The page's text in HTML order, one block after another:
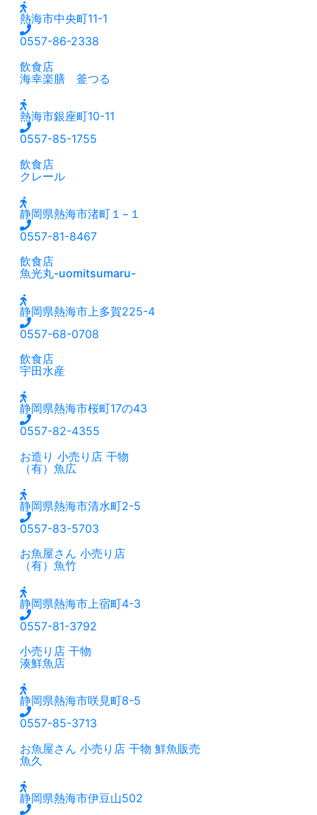
熱海市中央町11-1
0557-86-2338
飲食店
海幸楽膳 釜つる
熱海市銀座町10-11
0557-85-1755
飲食店
クレール
静岡県熱海市渚町１−１
0557-81-8467
飲食店
魚光丸-uomitsumaru-
静岡県熱海市上多賀225-4
0557-68-0708
飲食店
宇田水産
静岡県熱海市桜町17の43
0557-82-4355
お造り 小売り店 干物
（有）魚広
静岡県熱海市清水町2-5
0557-83-5703
お魚屋さん 小売り店
（有）魚竹
静岡県熱海市上宿町4-3
0557-81-3792
小売り店 干物
湊鮮魚店
静岡県熱海市咲見町8-5
0557-85-3713
お魚屋さん 小売り店 干物 鮮魚販売
魚久
静岡県熱海市伊豆山502